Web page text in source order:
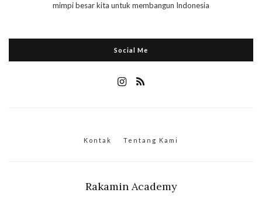
mimpi besar kita untuk membangun Indonesia
Social Me
Kontak Tentang Kami
Rakamin Academy